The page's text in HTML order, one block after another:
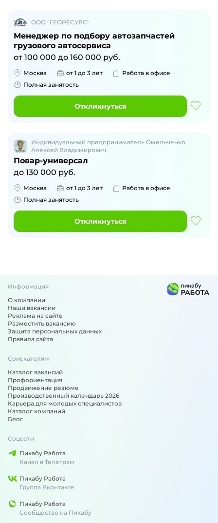
ООО "ГЕОРЕСУРС"
Менеджер по подбору автозапчастей
грузового автосервиса
от 100 000 до 160 000 руб.
Москва от 1 до 3 лет
Работа в офисе
Полная занятость
Откликнуться
Индивидуальный предприниматель Омельченко
Алексей Владимирович
Повар-универсал
до 130 000 руб.
Москва от 1 до 3 лет
Работа в офисе
Полная занятость
Откликнуться
Информация
О компании
Наши вакансии
Реклама на сайте
Разместить вакансию
Защита персональных данных
Правила сайта
Соискателям
Каталог вакансий
Профориентация
Продвижение резюме
Производственный календарь 2026
Карьера для молодых специалистов
Каталог компаний
Блог
Соцсети
Пикабу Работа
Канал в Телеграм
Пикабу Работа
Группа Вконтакте
Пикабу Работа
Сообщество на Пикабу